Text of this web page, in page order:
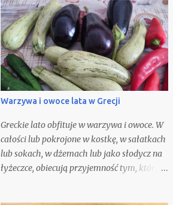
czerwonego wina. Oczywiście możecie
spróbować ją odtworzyć w domu. Nie jest to
zbyt trudne, gdyż składniki potrzebne do jej
przygotowania są ogólnie i łatwo dostępne.
Nie będę się spierać z opinią, że nic nie
Warzywa i owoce lata w Grecji
Greckie lato obfituje w warzywa i owoce. W
całości lub pokrojone w kostkę, w sałatkach
lub sokach, w dżemach lub jako słodycz na
łyżeczce, obiecują przyjemność tym, którzy